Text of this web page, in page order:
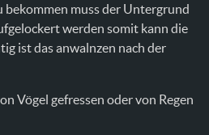
bekommen muss der Untergrund
werden somit kann die
ist das anwalnzen nach der
Vögel gefressen oder von Regen